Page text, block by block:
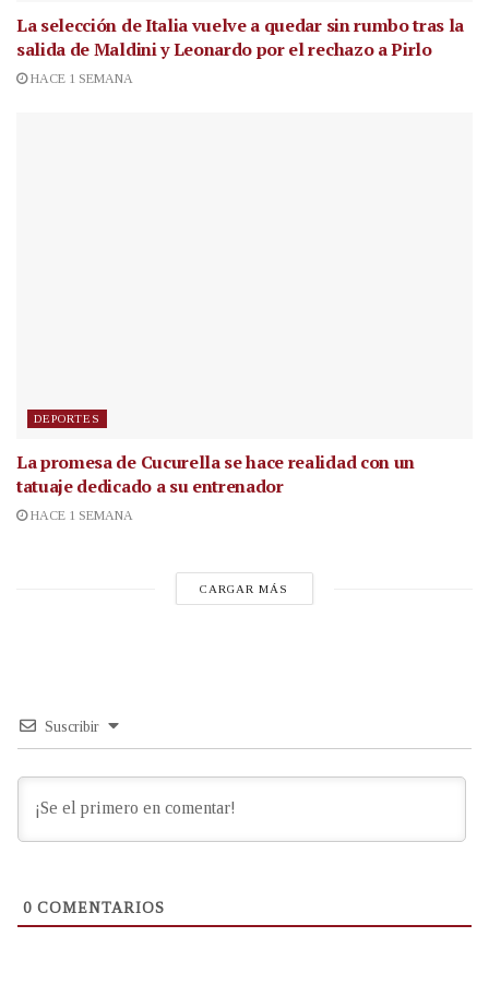
La selección de Italia vuelve a quedar sin rumbo tras la
salida de Maldini y Leonardo por el rechazo a Pirlo
HACE 1 SEMANA
DEPORTES
La promesa de Cucurella se hace realidad con un
tatuaje dedicado a su entrenador
HACE 1 SEMANA
CARGAR MÁS
Suscribir
0 COMENTARIOS